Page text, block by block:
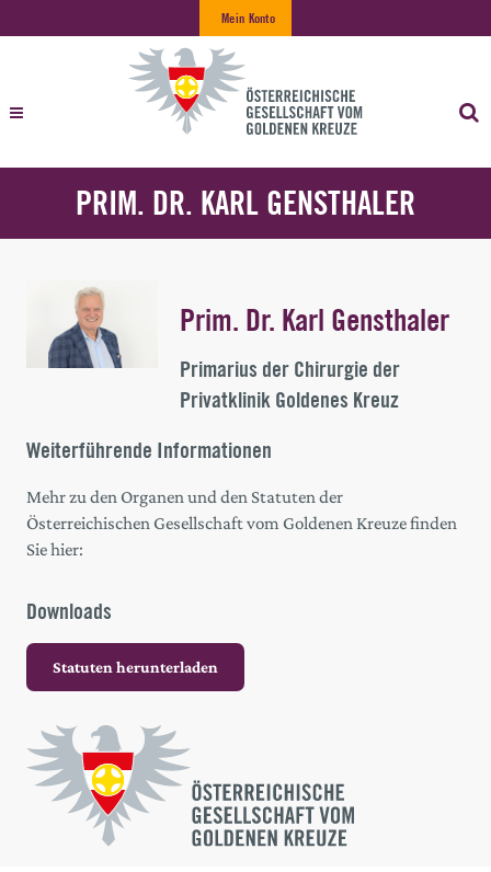
Mein Konto
PRIM. DR. KARL GENSTHALER
Prim. Dr. Karl Gensthaler
Primarius der Chirurgie der
Privatklinik Goldenes Kreuz
Weiterführende Informationen
Mehr zu den Organen und den Statuten der
Österreichischen Gesellschaft vom Goldenen Kreuze finden
Sie hier:
Downloads
Statuten herunterladen